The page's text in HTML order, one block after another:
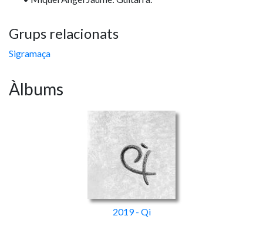
Grups relacionats
Sigramaça
Àlbums
2019 - Qì